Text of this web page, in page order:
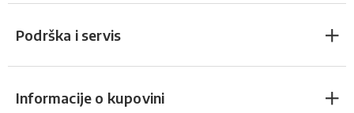
Podrška i servis
Informacije o kupovini